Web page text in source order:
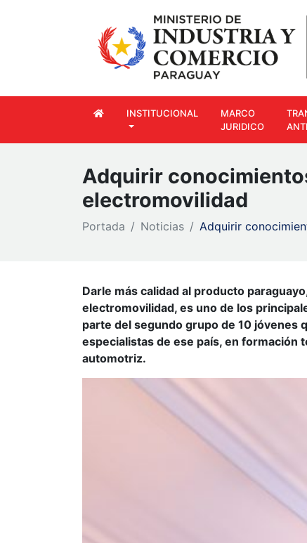
INSTITUCIONAL
MARCO
JURIDICO
Adquirir
electromovilidad
Portada Noticias Adquirir
Darle más calidad al producto
electromovilidad, es uno de los
parte del segundo grupo de 10 jóvenes
especialistas de ese país, en formación
automotriz.